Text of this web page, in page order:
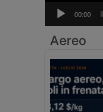
00:00
Aereo